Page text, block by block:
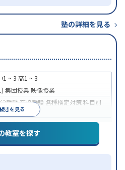
塾の詳細を見る
続きを見る
1 ~ 3 高1 ~ 3
集団授業映像授業
受験高校受験 各種検定対策科目別
学習にPC・タブレットを利用オン
目から受講可能
教室を探す